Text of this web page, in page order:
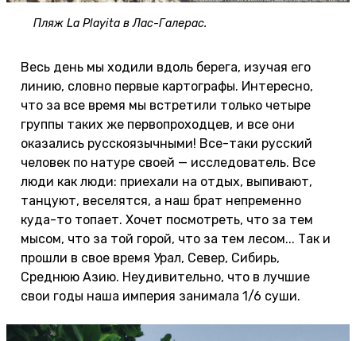
Пляж La Playita в Лас-Галерас.
Весь день мы ходили вдоль берега, изучая его
линию, словно первые картографы. Интересно,
что за все время мы встретили только четыре
группы таких же первопроходцев, и все они
оказались русскоязычными! Все-таки русский
человек по натуре своей — исследователь. Все
люди как люди: приехали на отдых, выпивают,
танцуют, веселятся, а наш брат непременно
куда-то топает. Хочет посмотреть, что за тем
мысом, что за той горой, что за тем лесом... Так и
прошли в свое время Урал, Север, Сибирь,
Среднюю Азию. Неудивительно, что в лучшие
свои годы наша империя занимала 1/6 суши.